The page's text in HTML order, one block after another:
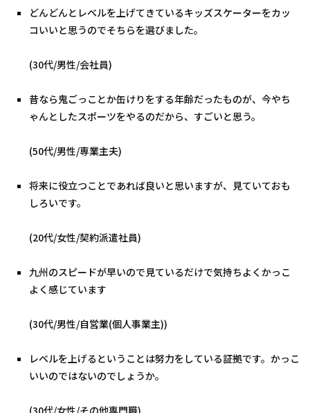
どんどんとレベルを上げてきているキッズスケーターをカッ
コいいと思うのでそちらを選びました。
(30代/男性/会社員)
昔なら鬼ごっことか缶けりをする年齢だったものが、今やち
ゃんとしたスポーツをやるのだから、すごいと思う。
(50代/男性/専業主夫)
将来に役立つことであれば良いと思いますが、見ていておも
しろいです。
(20代/女性/契約派遣社員)
九州のスピードが早いので見ているだけで気持ちよくかっこ
よく感じています
(30代/男性/自営業(個人事業主))
レベルを上げるということは努力をしている証拠です。かっこ
いいのではないのでしょうか。